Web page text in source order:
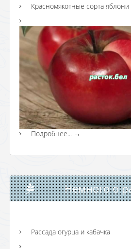
Красномякотные сорта яблони
Подробнее... →
Немного о
Рассада огурца и кабачка